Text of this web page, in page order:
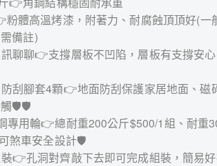
體高溫烤漆，附著力、耐腐蝕頂頂好(一
備註)
聊聊👉支撐層板不凹陷，層板有支撐安
刮腳套4顆👉地面防刮保護家居地面、磁
觸🛡🛡
專用輪👉總耐重200公斤$500/1組、耐重
煞車安全設計🛡
👉孔洞對齊敲下去即可完成組裝，簡易